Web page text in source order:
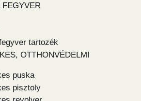
tartozék
OTTHONVÉDELMI
puska
pisztoly